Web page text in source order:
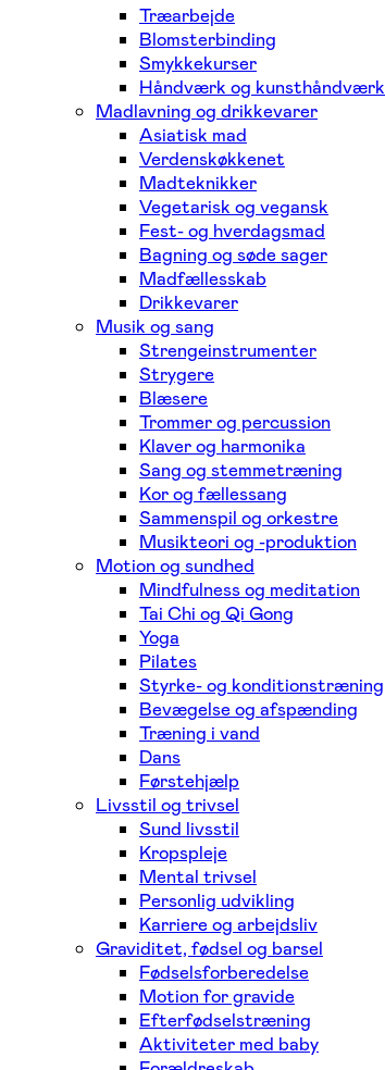
Træarbejde
Blomsterbinding
Smykkekurser
Håndværk og kunsthåndværk
Madlavning og drikkevarer
Asiatisk mad
Verdenskøkkenet
Madteknikker
Vegetarisk og vegansk
Fest- og hverdagsmad
Bagning og søde sager
Madfællesskab
Drikkevarer
Musik og sang
Strengeinstrumenter
Strygere
Blæsere
Trommer og percussion
Klaver og harmonika
Sang og stemmetræning
Kor og fællessang
Sammenspil og orkestre
Musikteori og -produktion
Motion og sundhed
Mindfulness og meditation
Tai Chi og Qi Gong
Yoga
Pilates
Styrke- og konditionstræning
Bevægelse og afspænding
Træning i vand
Dans
Førstehjælp
Livsstil og trivsel
Sund livsstil
Kropspleje
Mental trivsel
Personlig udvikling
Karriere og arbejdsliv
Graviditet, fødsel og barsel
Fødselsforberedelse
Motion for gravide
Efterfødselstræning
Aktiviteter med baby